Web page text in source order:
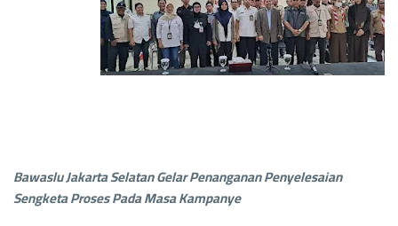
Bawaslu Jakarta Selatan Gelar Penanganan Penyelesaian
Sengketa Proses Pada Masa Kampanye